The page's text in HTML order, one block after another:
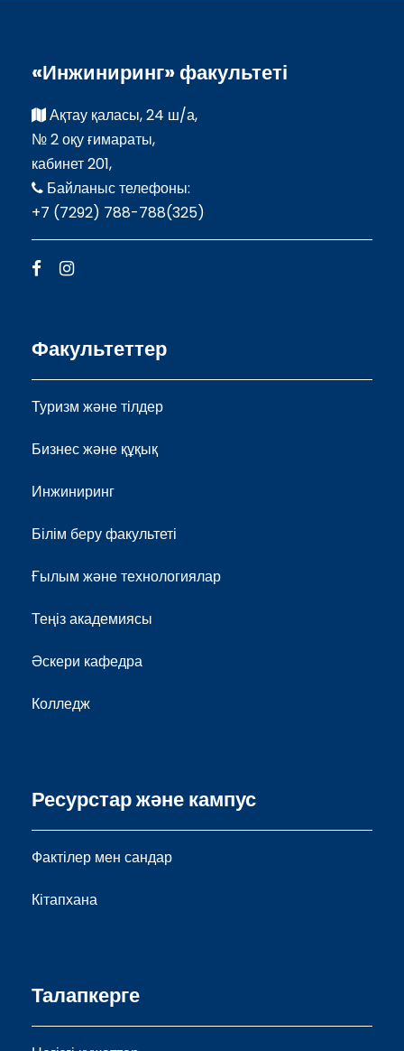
«Инжиниринг» факультеті
Ақтау қаласы, 24 ш/а,
№ 2 оқу ғимараты,
кабинет 201,
Байланыс телефоны:
+7 (7292) 788-788(325)
Факультеттер
Туризм және тілдер
Бизнес және құқық
Инжиниринг
Білім беру факультеті
Ғылым және технологиялар
Теңіз академиясы
Әскери кафедра
Колледж
Ресурстар және кампус
Фактілер мен сандар
Кітапхана
Талапкерге